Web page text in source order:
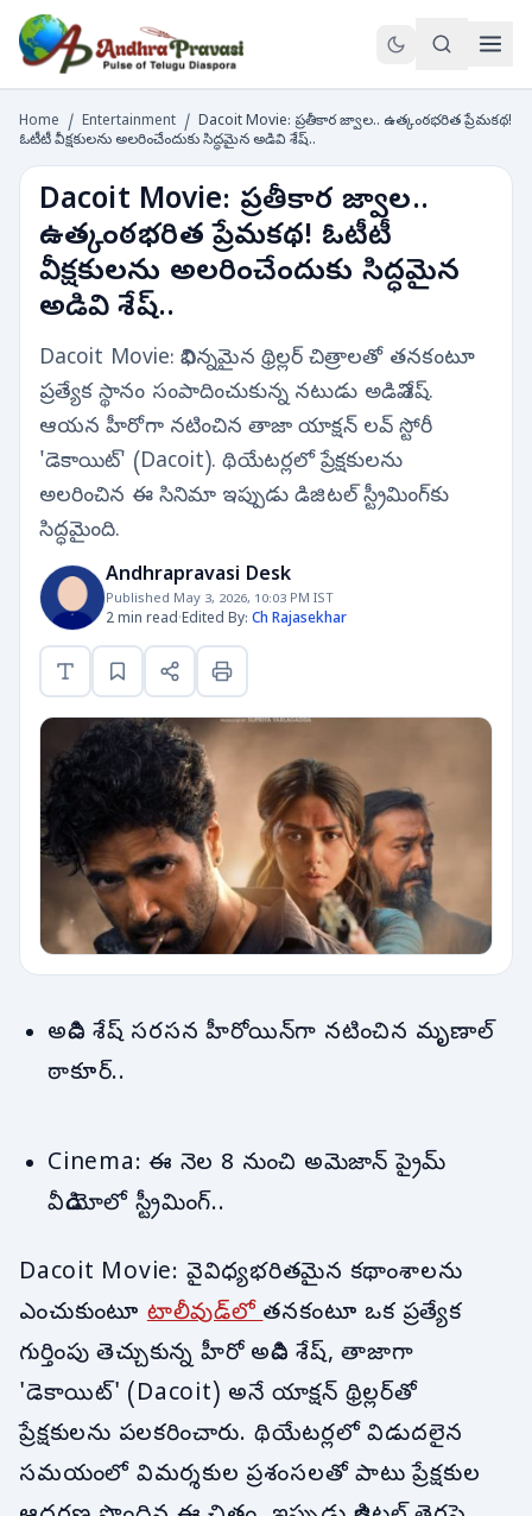
Home / Entertainment / Dacoit Movie: ప్రతీకార జ్వాల.. ఉత్కంఠభరిత ప్రేమకథ!
ఓటీటీ వీక్షకులను అలరించేందుకు సిద్ధమైన అడివి శేష్..
Dacoit Movie: ప్రతీకార జ్వాల..
ఉత్కంఠభరిత ప్రేమకథ! ఓటీటీ
వీక్షకులను అలరించేందుకు సిద్ధమైన
అడివి శేష్..
Dacoit Movie: విభిన్నమైన థ్రిల్లర్ చిత్రాలతో తనకంటూ
ప్రత్యేక స్థానం సంపాదించుకున్న నటుడు అడివి శేష్.
ఆయన హీరోగా నటించిన తాజా యాక్షన్ లవ్ స్టోరీ
'డెకాయిట్' (Dacoit). థియేటర్లలో ప్రేక్షకులను
అలరించిన ఈ సినిమా ఇప్పుడు డిజిటల్ స్ట్రీమింగ్‌కు
సిద్ధమైంది.
Andhrapravasi Desk
Published May 3, 2026, 10:03 PM IST
2 min read·Edited By: Ch Rajasekhar
అడివి శేష్ సరసన హీరోయిన్‌గా నటించిన మృణాల్
ఠాకూర్..
Cinema: ఈ నెల 8 నుంచి అమెజాన్ ప్రైమ్
వీడియోలో స్ట్రీమింగ్..
Dacoit Movie: వైవిధ్యభరితమైన కథాంశాలను
ఎంచుకుంటూటాలీవుడ్‌లోతనకంటూ ఒక ప్రత్యేక
గుర్తింపు తెచ్చుకున్న హీరో అడివి శేష్, తాజాగా
'డెకాయిట్' (Dacoit) అనే యాక్షన్ థ్రిల్లర్‌తో
ప్రేక్షకులను పలకరించారు. థియేటర్లలో విడుదలైన
సమయంలో విమర్శకుల ప్రశంసలతో పాటు ప్రేక్షకుల